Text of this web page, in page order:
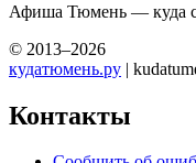
Афиша Тюмень — куда
© 2013–2026
кудатюмень.ру |
Контакты